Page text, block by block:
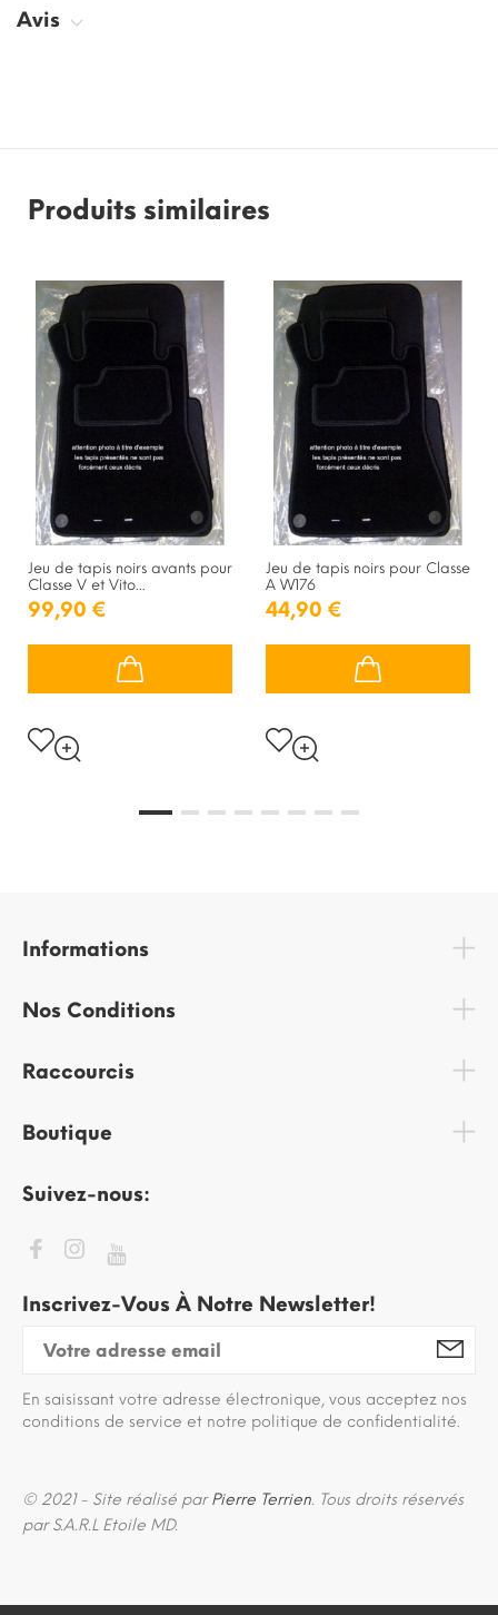
Avis
Produits similaires
Jeu de tapis noirs avants pour
Classe V et Vito...
99,90 €
Jeu de tapis noirs pour Classe
A W176
44,90 €
Informations
Nos Conditions
Raccourcis
Boutique
Suivez-nous:
Inscrivez-Vous À Notre Newsletter!
En saisissant votre adresse électronique, vous acceptez nos
conditions de service et notre politique de confidentialité.
© 2021 - Site réalisé parPierre Terrien. Tous droits réservés
par S.A.R.L Etoile MD.